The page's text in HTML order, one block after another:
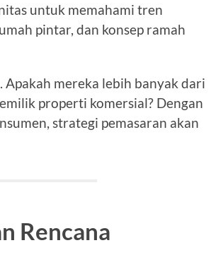
untuk memahami tren
pintar, dan konsep ramah
mereka lebih banyak dari
properti komersial? Dengan
strategi pemasaran akan
Rencana